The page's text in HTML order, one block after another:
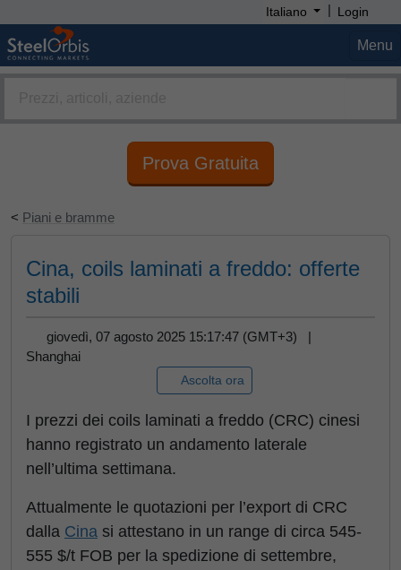
Italiano | Login
Menu
Prova Gratuita
< Piani e bramme
Cina, coils laminati a freddo: offerte
stabili
giovedì, 07 agosto 2025 15:17:47 (GMT+3) |
Shanghai
Ascolta ora
I prezzi dei coils laminati a freddo (CRC) cinesi
hanno registrato un andamento laterale
nell’ultima settimana.
Attualmente le quotazioni per l’export di CRC
dalla Cina si attestano in un range di circa 545-
555 $/t FOB per la spedizione di settembre,